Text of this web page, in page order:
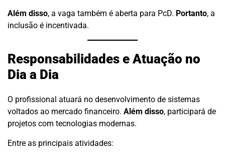
Além disso, a vaga também é aberta para PcD. Portanto, a
inclusão é incentivada.
Responsabilidades e Atuação no
Dia a Dia
O profissional atuará no desenvolvimento de sistemas
voltados ao mercado financeiro. Além disso, participará de
projetos com tecnologias modernas.
Entre as principais atividades: